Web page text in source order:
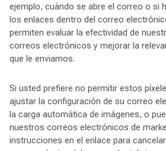
ejemplo, cuándo se abre el correo o si
los enlaces dentro del correo
permiten evaluar la efectividad de
correos electrónicos y mejorar la
que le enviamos.
Si usted prefiere no permitir estos
ajustar la configuración de su correo
la carga automática de imágenes, o
nuestros correos electrónicos de
instrucciones en el enlace para